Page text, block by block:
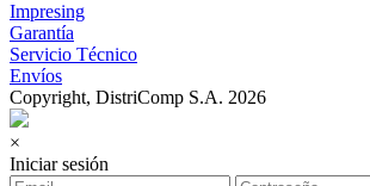
Impresing
Garantía
Servicio Técnico
Envíos
Copyright, DistriComp S.A. 2026
×
Iniciar sesión